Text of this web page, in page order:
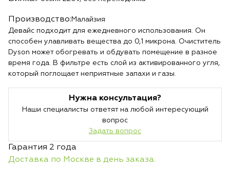
Производство: Малайзия
Девайс подходит для ежедневного использования. Он
способен улавливать вещества до 0,1 микрона. Очиститель
Dyson может обогревать и обдувать помещение в разное
время года. В фильтре есть слой из активированного угля,
который поглощает неприятные запахи и газы.
Нужна консультация?
Наши специалисты ответят на любой интересующий
вопрос
Задать вопрос
Гарантия 2 года
Доставка по Москве в день заказа.